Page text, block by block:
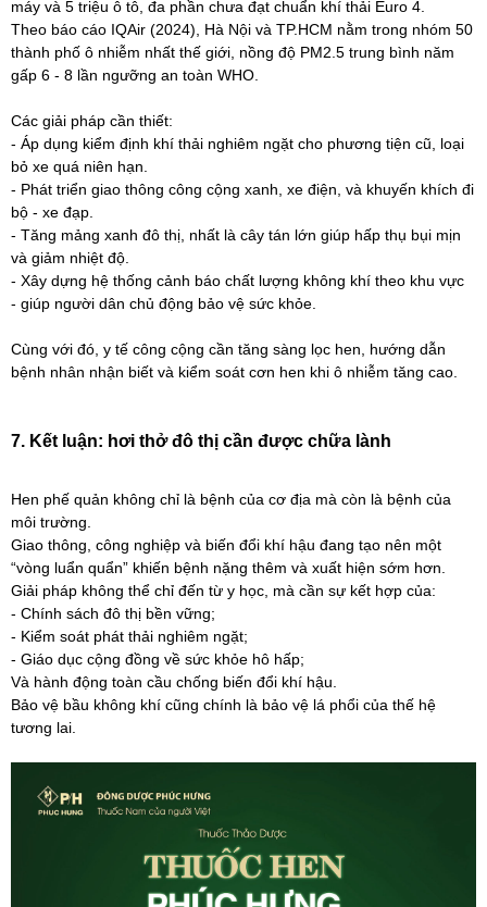
máy và 5 triệu ô tô, đa phần chưa đạt chuẩn khí thải Euro 4.
Theo báo cáo IQAir (2024), Hà Nội và TP.HCM nằm trong nhóm 50
thành phố ô nhiễm nhất thế giới, nồng độ PM2.5 trung bình năm
gấp 6 - 8 lần ngưỡng an toàn WHO.
Các giải pháp cần thiết:
- Áp dụng kiểm định khí thải nghiêm ngặt cho phương tiện cũ, loại
bỏ xe quá niên hạn.
- Phát triển giao thông công cộng xanh, xe điện, và khuyến khích đi
bộ - xe đạp.
- Tăng mảng xanh đô thị, nhất là cây tán lớn giúp hấp thụ bụi mịn
và giảm nhiệt độ.
- Xây dựng hệ thống cảnh báo chất lượng không khí theo khu vực
- giúp người dân chủ động bảo vệ sức khỏe.
Cùng với đó, y tế công cộng cần tăng sàng lọc hen, hướng dẫn
bệnh nhân nhận biết và kiểm soát cơn hen khi ô nhiễm tăng cao.
7. Kết luận: hơi thở đô thị cần được chữa lành
Hen phế quản không chỉ là bệnh của cơ địa mà còn là bệnh của
môi trường.
Giao thông, công nghiệp và biến đổi khí hậu đang tạo nên một
“vòng luẩn quẩn” khiến bệnh nặng thêm và xuất hiện sớm hơn.
Giải pháp không thể chỉ đến từ y học, mà cần sự kết hợp của:
- Chính sách đô thị bền vững;
- Kiểm soát phát thải nghiêm ngặt;
- Giáo dục cộng đồng về sức khỏe hô hấp;
Và hành động toàn cầu chống biến đổi khí hậu.
Bảo vệ bầu không khí cũng chính là bảo vệ lá phổi của thế hệ
tương lai.